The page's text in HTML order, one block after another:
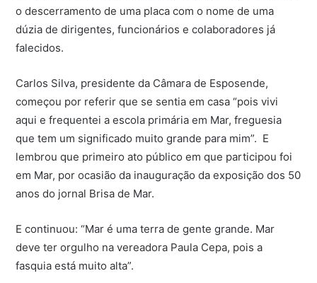
o descerramento de uma placa com o nome de uma
dúzia de dirigentes, funcionários e colaboradores já
falecidos.
Carlos Silva, presidente da Câmara de Esposende,
começou por referir que se sentia em casa “pois vivi
aqui e frequentei a escola primária em Mar, freguesia
que tem um significado muito grande para mim”. E
lembrou que primeiro ato público em que participou foi
em Mar, por ocasião da inauguração da exposição dos 50
anos do jornal Brisa de Mar.
E continuou: “Mar é uma terra de gente grande. Mar
deve ter orgulho na vereadora Paula Cepa, pois a
fasquia está muito alta”.